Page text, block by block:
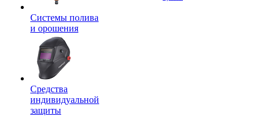
Системы полива
и орошения
Средства
индивидуальной
защиты